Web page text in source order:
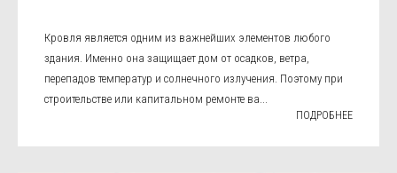
Кровля является одним из важнейших элементов любого
здания. Именно она защищает дом от осадков, ветра,
перепадов температур и солнечного излучения. Поэтому при
строительстве или капитальном ремонте ва...
ПОДРОБНЕЕ